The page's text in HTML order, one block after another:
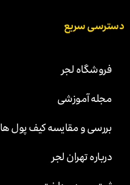
دسترسی سریع
فروشگاه لجر
مجله آموزشی
بررسی و مقایسه کیف پول ها
درباره تهران لجر